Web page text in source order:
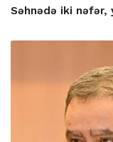
Səhnədə iki nəfər,